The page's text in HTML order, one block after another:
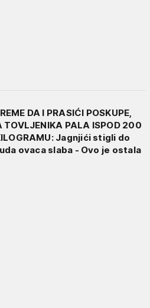
DA I PRASIĆI POSKUPE,
TOVLJENIKA PALA ISPOD 200
Jagnjići stigli do
ovaca slaba - Ovo je ostala